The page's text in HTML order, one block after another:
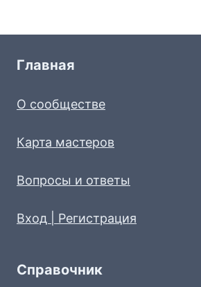
Главная
О сообществе
Карта мастеров
Вопросы и ответы
Вход | Регистрация
Справочник